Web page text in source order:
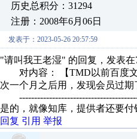
历史总积分：31294
注册：2008年6月06日
发表于：2023-05-26 20:57:59
"请叫我王老湿" 的回复，发表在
对内容： 【TMD以前百度文
次一个月之后用，发现会员过
是的，就像知库，提供者还要
回复 引用 举报